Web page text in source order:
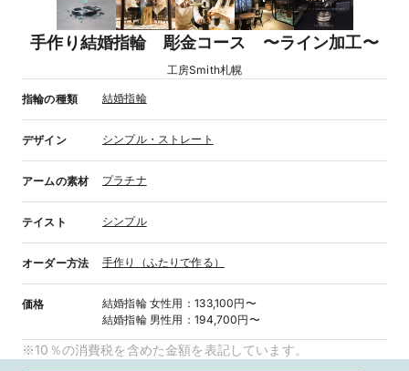
手作り結婚指輪 彫金コース 〜ライン加工〜
工房Smith札幌
指輪の種類 結婚指輪
デザイン シンプル・ストレート
アームの素材 プラチナ
テイスト シンプル
オーダー方法 手作り（ふたりで作る）
価格 結婚指輪 女性用 ：133,100円〜
結婚指輪 男性用 ：194,700円〜
※10％の消費税を含めた金額を表記しています。